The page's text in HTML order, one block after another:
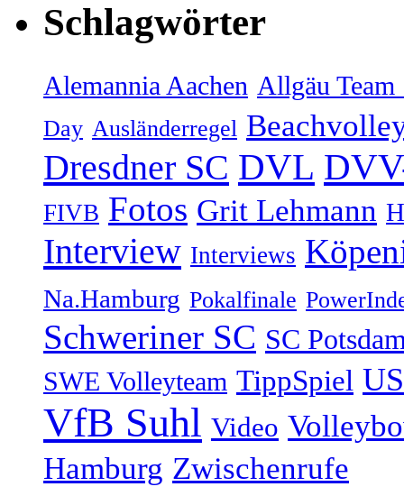
Schlagwörter
Alemannia Aachen Allgäu Team
Day Ausländerregel
Dresdner SC DVL
FIVB Fotos Grit Lehmann
Interview Interviews
Na.Hamburg Pokalfinale
Schweriner SC SC
SWE Volleyteam TippSpiel
VfB Suhl Video
Hamburg Zwischenrufe